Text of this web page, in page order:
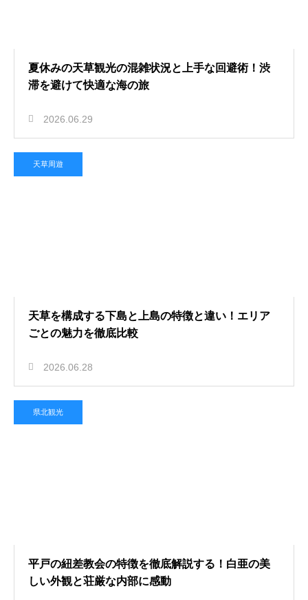
夏休みの天草観光の混雑状況と上手な回避術！渋
滞を避けて快適な海の旅
2026.06.29
天草周遊
天草を構成する下島と上島の特徴と違い！エリア
ごとの魅力を徹底比較
2026.06.28
県北観光
平戸の紐差教会の特徴を徹底解説する！白亜の美
しい外観と荘厳な内部に感動